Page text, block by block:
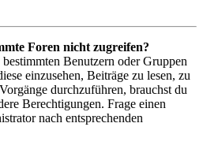
Foren nicht zugreifen?
Benutzern oder Gruppen
einzusehen, Beiträge zu lesen, zu
durchzuführen, brauchst du
Berechtigungen. Frage einen
nach entsprechenden